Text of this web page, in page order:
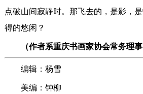
点破山间寂静时。那飞去的，是影，
得的悠闲？
（作者系重庆书画家协会常务理事
编辑：杨雪
美编：钟柳